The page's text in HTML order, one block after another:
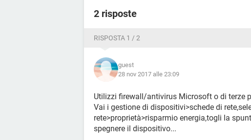
indirizzo ip non valido,
Se qualcuno ha una soluzione da
Grazie in anticipo e mi scuso per i termini
2 risposte
RISPOSTA 1 / 2
guest
28 nov 2017 alle 23:09
Utilizzi firewall/antivirus Microsoft o di terze
Vai i gestione di dispositivi>schede di
rete>proprietà>risparmio energia,togli la
spegnere il dispositivo...